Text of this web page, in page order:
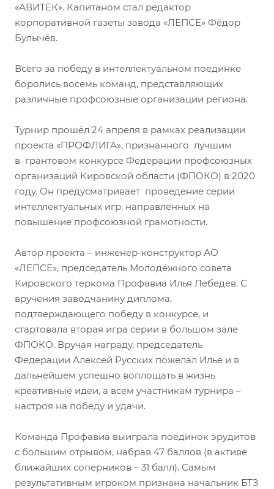
«АВИТЕК». Капитаном стал редактор
корпоративной газеты завода «ЛЕПСЕ» Фёдор
Булычёв.
Всего за победу в интеллектуальном поединке
боролись восемь команд, представляющих
различные профсоюзные организации региона.
Турнир прошёл 24 апреля в рамках реализации
проекта «ПРОФЛИГА», признанного лучшим
в грантовом конкурсе Федерации профсоюзных
организаций Кировской области (ФПОКО) в 2020
году. Он предусматривает проведение серии
интеллектуальных игр, направленных на
повышение профсоюзной грамотности.
Автор проекта – инженер-­конструктор АО
«ЛЕПСЕ», председатель Молодёжного совета
Кировского теркома Профавиа Илья Лебедев. С
вручения заводчанину диплома,
подтверждающего победу в конкурсе, и
стартовала вторая игра серии в большом зале
ФПОКО. Вручая награду, председатель
Федерации Алексей Русских пожелал Илье и в
дальнейшем успешно воплощать в жизнь
креативные идеи, а всем участникам турнира –
настроя на победу и удачи.
Команда Профавиа выиграла поединок эрудитов
с большим отрывом, набрав 47 баллов (в активе
ближайших соперников – 31 балл). Самым
результативным игроком признана начальник БТЗ